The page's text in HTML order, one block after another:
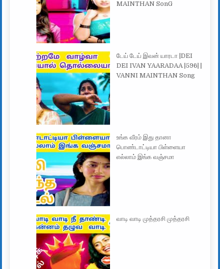
MAINTHAN SonG
டேய் டேய் இவன் யாரடா |DEI
DEI IVAN YAARADAA |596| |
VANNI MAINTHAN Song
உங்க வீரம் இது தானா
பொண்டாட்டியா பிள்ளையா
எல்லாம் இங்க வஞ்சமா
வாடி வாடி முத்தரசி முத்தரசி